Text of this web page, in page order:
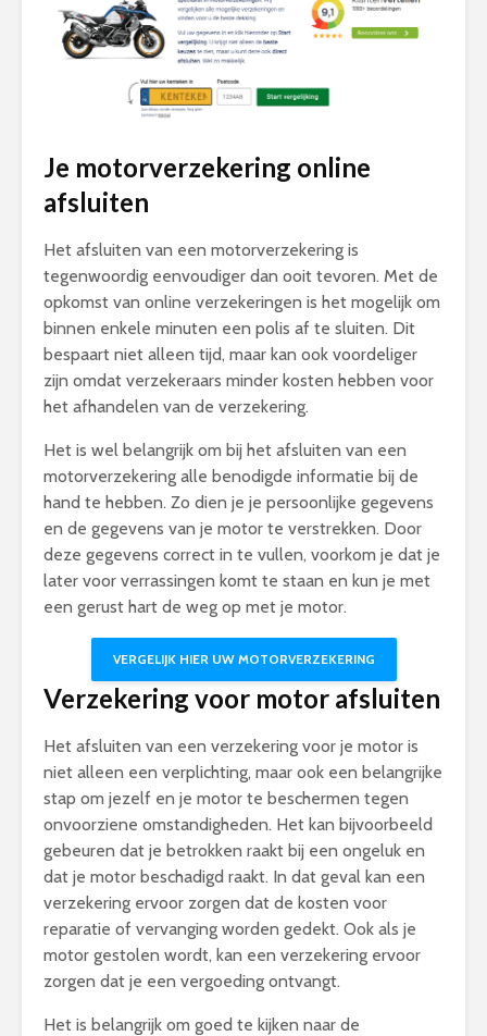
Je motorverzekering online
afsluiten
Het afsluiten van een motorverzekering is
tegenwoordig eenvoudiger dan ooit tevoren. Met de
opkomst van online verzekeringen is het mogelijk om
binnen enkele minuten een polis af te sluiten. Dit
bespaart niet alleen tijd, maar kan ook voordeliger
zijn omdat verzekeraars minder kosten hebben voor
het afhandelen van de verzekering.
Het is wel belangrijk om bij het afsluiten van een
motorverzekering alle benodigde informatie bij de
hand te hebben. Zo dien je je persoonlijke gegevens
en de gegevens van je motor te verstrekken. Door
deze gegevens correct in te vullen, voorkom je dat je
later voor verrassingen komt te staan en kun je met
een gerust hart de weg op met je motor.
VERGELIJK HIER UW MOTORVERZEKERING
Verzekering voor motor afsluiten
Het afsluiten van een verzekering voor je motor is
niet alleen een verplichting, maar ook een belangrijke
stap om jezelf en je motor te beschermen tegen
onvoorziene omstandigheden. Het kan bijvoorbeeld
gebeuren dat je betrokken raakt bij een ongeluk en
dat je motor beschadigd raakt. In dat geval kan een
verzekering ervoor zorgen dat de kosten voor
reparatie of vervanging worden gedekt. Ook als je
motor gestolen wordt, kan een verzekering ervoor
zorgen dat je een vergoeding ontvangt.
Het is belangrijk om goed te kijken naar de